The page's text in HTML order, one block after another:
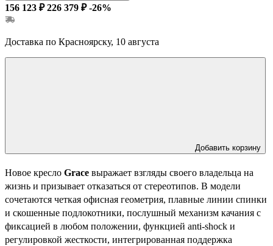
156 123 ₽ 226 379 ₽ -26%
Доставка по Красноярску, 10 августа
Добавить корзину
Новое кресло Grace выражает взгляды своего владельца на
жизнь и призывает отказаться от стереотипов. В модели
сочетаются четкая офисная геометрия, плавные линии спинки
и скошенные подлокотники, послушный механизм качания с
фиксацией в любом положении, функцией anti-shock и
регулировкой жесткости, интегрированная поддержка